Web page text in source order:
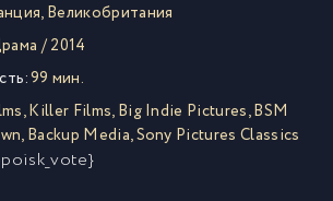
,Великобритания
/2014
99 мин.
,Killer Films,Big Indie Pictures,BSM
,Backup Media,Sony Pictures Classics